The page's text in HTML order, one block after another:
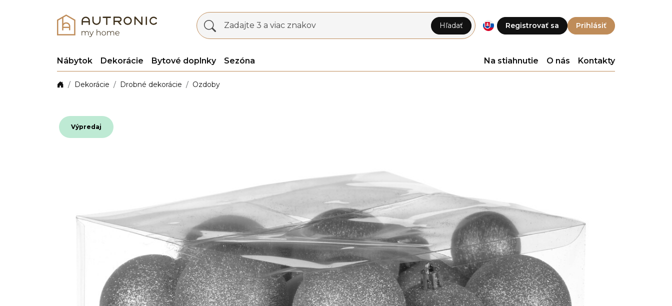
Registrovať sa Prihlásiť
Zadajte 3 a viac znakov Hľadať
Nábytok Dekorácie Bytové doplnky Sezóna Na stiahnutie O nás Kontakty
Dekorácie Drobné dekorácie Ozdoby
Výpredaj